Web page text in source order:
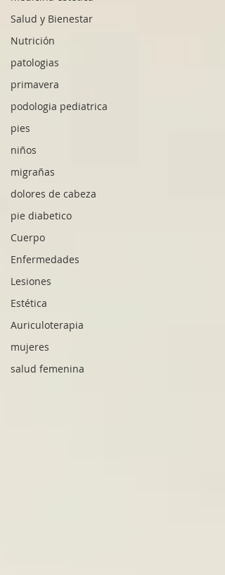
Salud y Bienestar
Nutrición
patologias
primavera
podologia pediatrica
pies
niños
migrañas
dolores de cabeza
pie diabetico
Cuerpo
Enfermedades
Lesiones
Estética
Auriculoterapia
mujeres
salud femenina